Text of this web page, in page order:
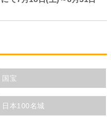
国宝
日本100名城